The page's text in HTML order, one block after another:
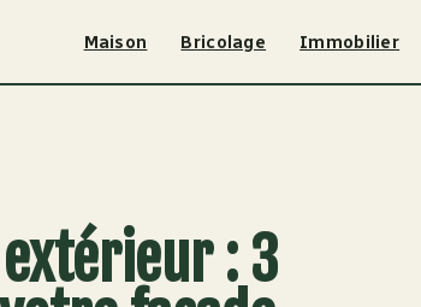
Maison Bricolage Immobilier
: 3